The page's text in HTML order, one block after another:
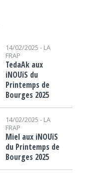
14/02/2025 - LA
FRAP
TedaAk aux
iNOUïS du
Printemps de
Bourges 2025
14/02/2025 - LA
FRAP
Miel aux iNOUïS
du Printemps de
Bourges 2025